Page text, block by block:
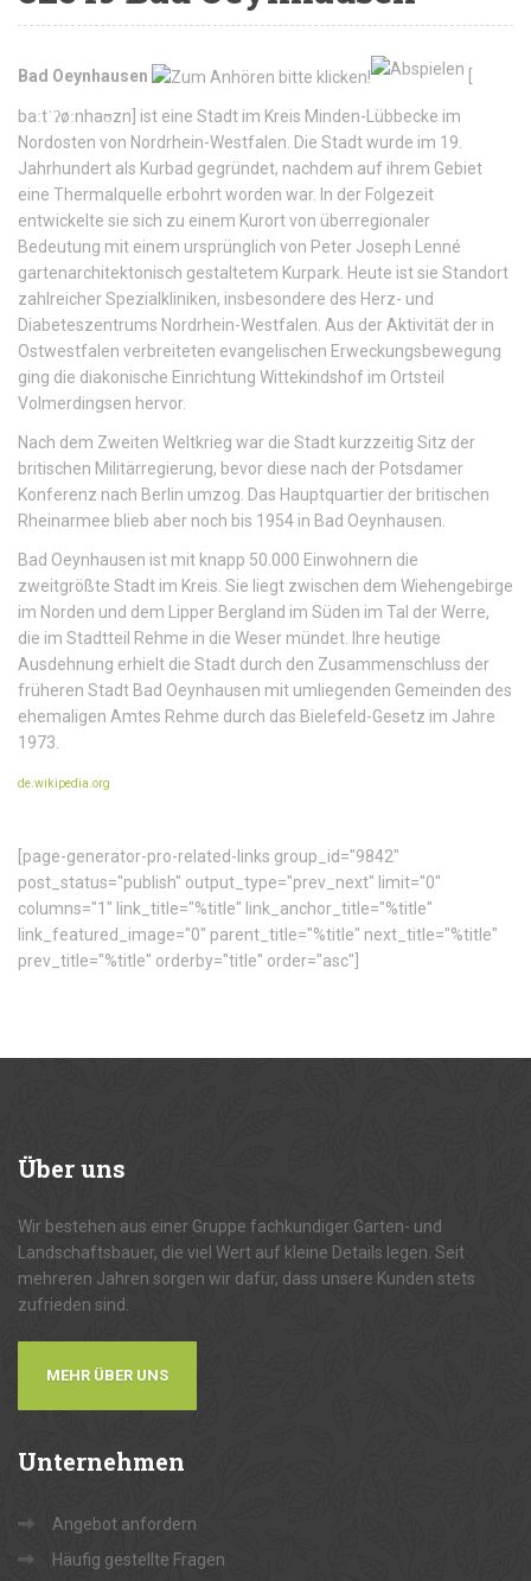
Bad Oeynhausen
baːtˈʔøːnhaʊzn ist eine Stadt im Kreis Minden-Lübbecke im
Nordosten von Nordrhein-Westfalen. Die Stadt wurde im 19.
Jahrhundert als Kurbad gegründet, nachdem auf ihrem Gebiet
eine Thermalquelle erbohrt worden war. In der Folgezeit
entwickelte sie sich zu einem Kurort von überregionaler
Bedeutung mit einem ursprünglich von Peter Joseph Lenné
gartenarchitektonisch gestaltetem Kurpark. Heute ist sie Standort
zahlreicher Spezialkliniken, insbesondere des Herz- und
Diabeteszentrums Nordrhein-Westfalen. Aus der Aktivität der in
Ostwestfalen verbreiteten evangelischen Erweckungsbewegung
ging die diakonische Einrichtung Wittekindshof im Ortsteil
Volmerdingsen hervor.
Nach dem Zweiten Weltkrieg war die Stadt kurzzeitig Sitz der
britischen Militärregierung, bevor diese nach der Potsdamer
Konferenz nach Berlin umzog. Das Hauptquartier der britischen
Rheinarmee blieb aber noch bis 1954 in Bad Oeynhausen.
Bad Oeynhausen ist mit knapp 50.000 Einwohnern die
zweitgrößte Stadt im Kreis. Sie liegt zwischen dem Wiehengebirge
im Norden und dem Lipper Bergland im Süden im Tal der Werre,
die im Stadtteil Rehme in die Weser mündet. Ihre heutige
Ausdehnung erhielt die Stadt durch den Zusammenschluss der
früheren Stadt Bad Oeynhausen mit umliegenden Gemeinden des
ehemaligen Amtes Rehme durch das Bielefeld-Gesetz im Jahre
1973.
de.wikipedia.org
[page-generator-pro-related-links group_id="9842"
post_status="publish" output_type="prev_next" limit="0"
columns="1" link_title="%title" link_anchor_title="%title"
link_featured_image="0" parent_title="%title" next_title="%title"
prev_title="%title" orderby="title" order="asc"]
Überuns
Wir bestehen aus einer Gruppe fachkundiger Garten- und
Landschaftsbauer, die viel Wert auf kleine Details legen. Seit
mehreren Jahren sorgen wir dafür, dass unsere Kunden stets
zufrieden sind.
MEHR ÜBER UNS
Unternehmen
Angebot anfordern
Häufig gestellte Fragen